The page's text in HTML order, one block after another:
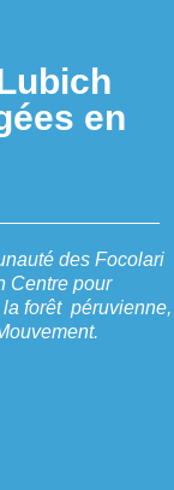
en
des Focolari
Centre pour
forêt péruvienne,